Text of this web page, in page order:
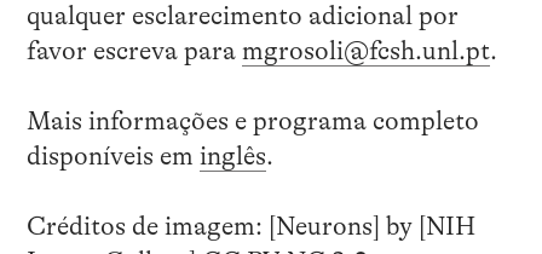
qualquer esclarecimento adicional por
favor escreva para mgrosoli@fcsh.unl.pt.
Mais informações e programa completo
disponíveis em inglês.
Créditos de imagem: [Neurons] by [NIH